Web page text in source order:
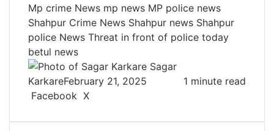
Mp crime News mp news MP police news
Shahpur Crime News Shahpur news Shahpur
police News Threat in front of police today
betul news
Sagar
KarkareFebruary 21, 2025
1 minute read
Facebook X
nm
ndoa
i